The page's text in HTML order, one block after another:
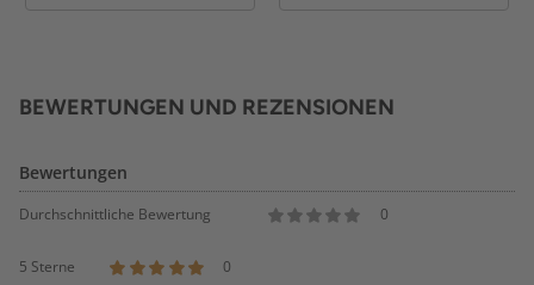
BEWERTUNGEN UND REZENSIONEN
Bewertungen
Durchschnittliche Bewertung 0
5 Sterne
0